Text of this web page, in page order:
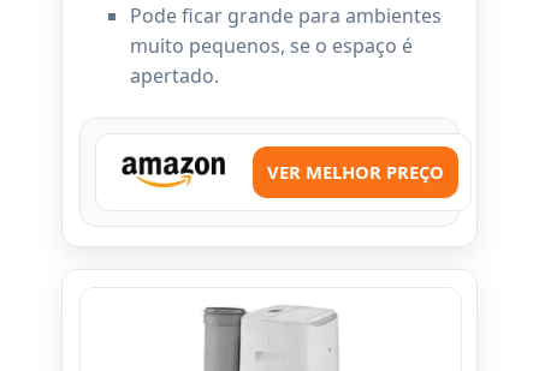
Pode ficar grande para ambientes
muito pequenos, se o espaço é
apertado.
VER MELHOR PREÇO